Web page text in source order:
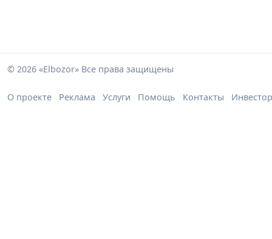
© 2026 «Elbozor» Все права защищены
О проекте Реклама Услуги Помощь Контакты